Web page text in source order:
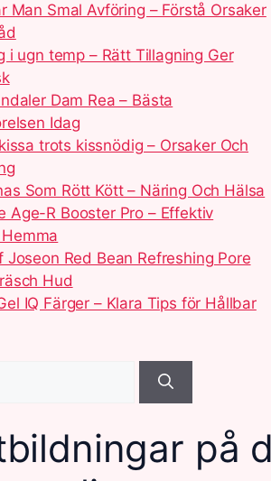
Man Smal Avföring – Förstå Orsaker
i ugn temp – Rätt Tillagning Ger
Dam Rea – Bästa
Idag
trots kissnödig – Orsaker Och
Som Rött Kött – Näring Och Hälsa
Age-R Booster Pro – Effektiv
Joseon Red Bean Refreshing Pore
Hud
IQ Färger – Klara Tips för Hållbar
på